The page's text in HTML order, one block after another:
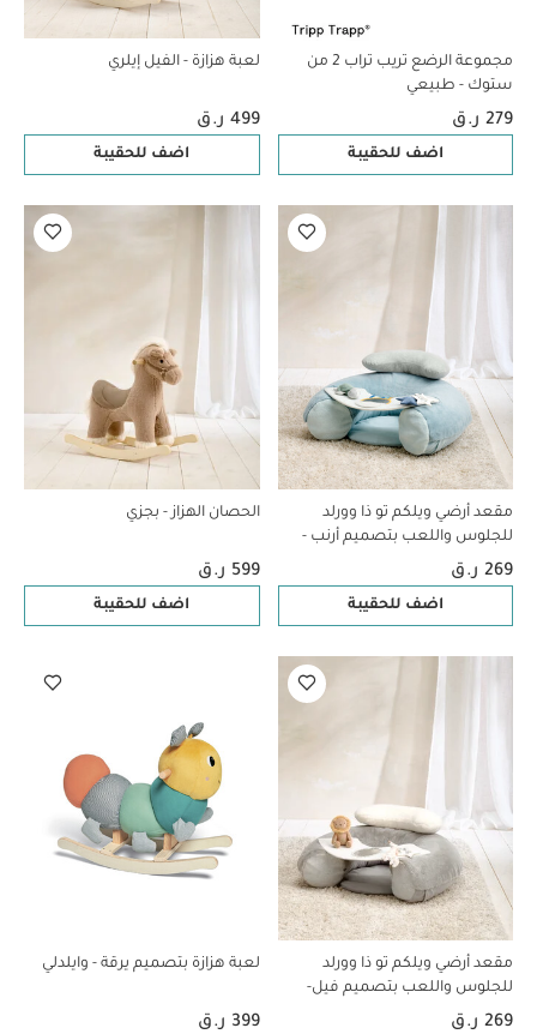
مجموعة الرضع تريب تراب 2 من
ستوك - طبيعي
279 ر.ق
اضف للحقيبة
لعبة هزازة - الفيل إيلري
499 ر.ق
اضف للحقيبة
مقعد أرضي ويلكم تو ذا وورلد
للجلوس واللعب بتصميم أرنب -
أزرق
269 ر.ق
اضف للحقيبة
الحصان الهزاز - بجزي
599 ر.ق
اضف للحقيبة
مقعد أرضي ويلكم تو ذا وورلد
للجلوس واللعب بتصميم فيل-
رمادي
269 ر.ق
لعبة هزازة بتصميم يرقة - وايلدلي
399 ر.ق